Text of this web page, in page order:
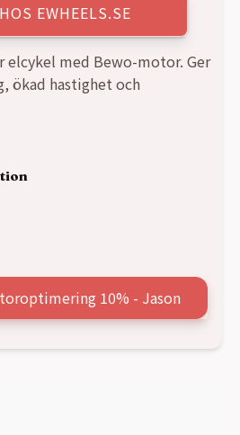
EWHEELS.SE
med Bewo-motor. Ger
ökad hastighet och
10% - Jason